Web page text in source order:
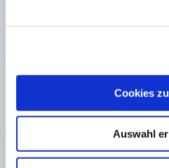
Cookies
Auswahl
Erdgeschoss-Wohnung
375.000
:27433
Schlafzimmer
Schlafzimmer 2 Badezimmer 2